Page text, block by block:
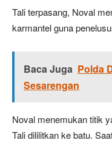
Tali terpasang, Noval
karmantel guna
Baca Juga Polda
Sesarengan
Noval menemukan titik
Tali dililitkan ke batu.